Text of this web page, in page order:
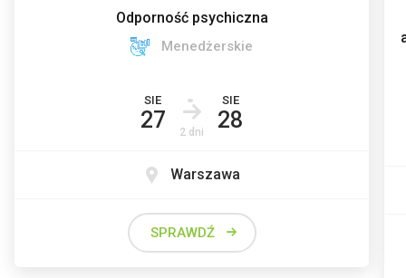
Odporność psychiczna
Menedżerskie
SIE
27 2 dni
SIE
28
Warszawa
SPRAWDŹ